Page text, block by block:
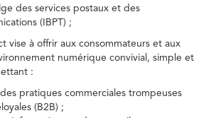
des services postaux et des
(IBPT) ;
vise à offrir aux consommateurs et aux
numérique convivial, simple et
:
pratiques commerciales trompeuses
(B2B) ;